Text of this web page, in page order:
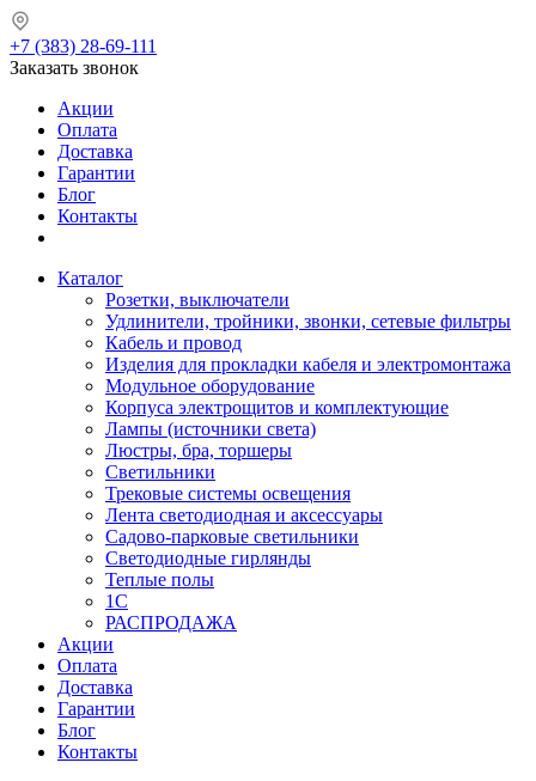
+7 (383) 28-69-111
Заказать звонок
Акции
Оплата
Доставка
Гарантии
Блог
Контакты
Каталог
Розетки, выключатели
Удлинители, тройники, звонки, сетевые фильтры
Кабель и провод
Изделия для прокладки кабеля и электромонтажа
Модульное оборудование
Корпуса электрощитов и комплектующие
Лампы (источники света)
Люстры, бра, торшеры
Светильники
Трековые системы освещения
Лента светодиодная и аксессуары
Садово-парковые светильники
Светодиодные гирлянды
Теплые полы
1С
РАСПРОДАЖА
Акции
Оплата
Доставка
Гарантии
Блог
Контакты